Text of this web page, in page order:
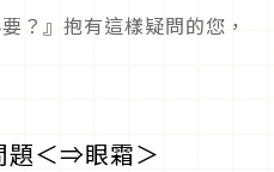
？』抱有這樣疑問的您，
題＜⇒眼霜＞